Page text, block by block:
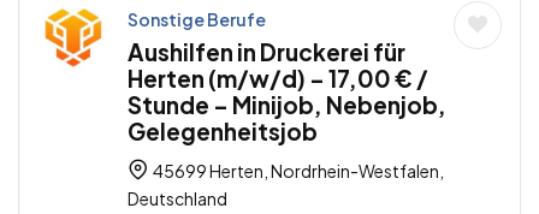
Sonstige Berufe
Aushilfen in Druckerei für
Herten (m/w/d) – 17,00 € /
Stunde – Minijob, Nebenjob,
Gelegenheitsjob
45699 Herten, Nordrhein-Westfalen,
Deutschland